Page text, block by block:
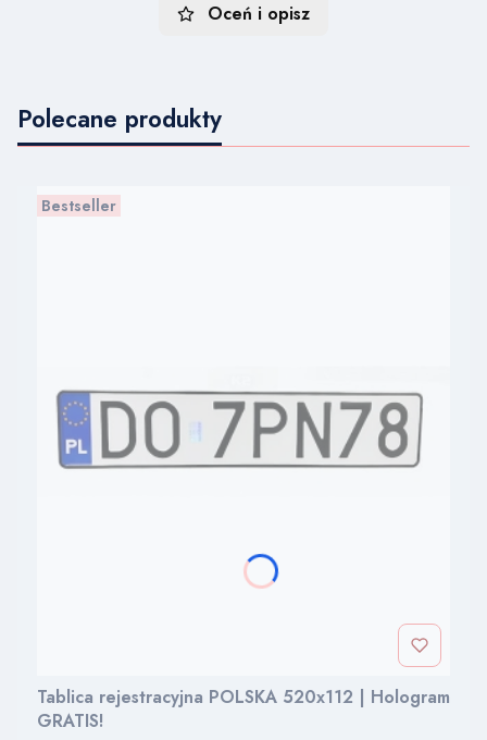
Oceń i opisz
Polecane produkty
Bestseller
Tablica rejestracyjna POLSKA 520x112 | Hologram
GRATIS!